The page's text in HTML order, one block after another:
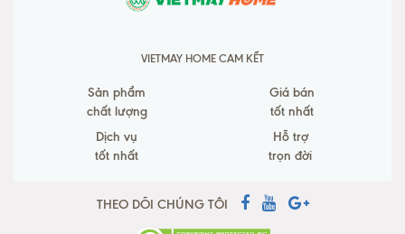
VIETMAY HOME CAM KẾT
Sản phẩm
chất lượng
Giá bán
tốt nhất
Dịch vụ
tốt nhất
Hỗ trợ
trọn đời
THEO DÕI CHÚNG TÔI